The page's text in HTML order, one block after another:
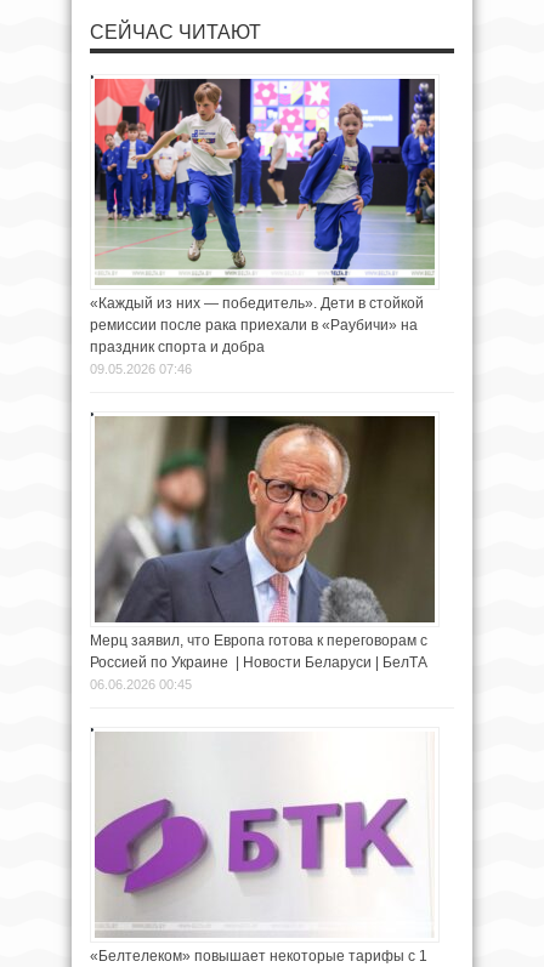
СЕЙЧАС ЧИТАЮТ
«Каждый из них — победитель». Дети в стойкой
ремиссии после рака приехали в «Раубичи» на
праздник спорта и добра
09.05.2026 07:46
Мерц заявил, что Европа готова к переговорам с
Россией по Украине | Новости Беларуси | БелТА
06.06.2026 00:45
«Белтелеком» повышает некоторые тарифы с 1